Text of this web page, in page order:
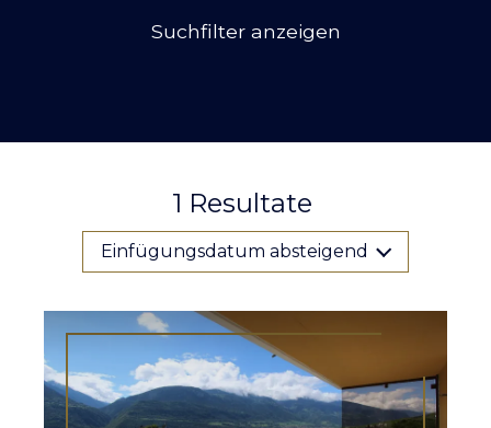
Suchfilter anzeigen
1 Resultate
Einfügungsdatum absteigend